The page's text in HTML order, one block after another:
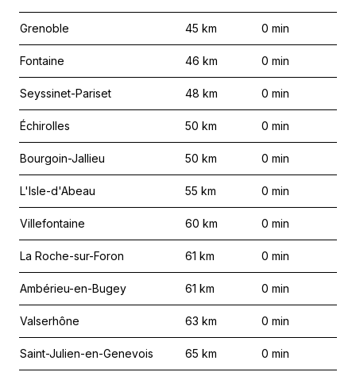
Grenoble 45 km 0 min
Fontaine 46 km 0 min
Seyssinet-Pariset 48 km 0 min
Échirolles 50 km 0 min
Bourgoin-Jallieu 50 km 0 min
L'Isle-d'Abeau 55 km 0 min
Villefontaine 60 km 0 min
La Roche-sur-Foron 61 km 0 min
Ambérieu-en-Bugey 61 km 0 min
Valserhône 63 km 0 min
Saint-Julien-en-Genevois 65 km 0 min